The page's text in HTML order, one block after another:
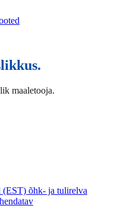
maaletooja.
(EST) õhk- ja tulirelva